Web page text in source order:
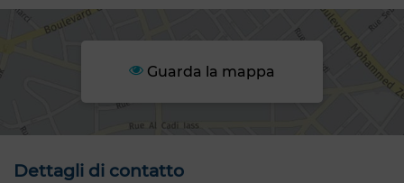
Guarda la mappa
Dettagli di contatto